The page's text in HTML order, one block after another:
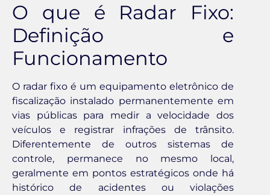
O que é Radar Fixo:
Definição e
Funcionamento
O radar fixo é um equipamento eletrônico de
fiscalização instalado permanentemente em
vias públicas para medir a velocidade dos
veículos e registrar infrações de trânsito.
Diferentemente de outros sistemas de
controle, permanece no mesmo local,
geralmente em pontos estratégicos onde há
histórico de acidentes ou violações